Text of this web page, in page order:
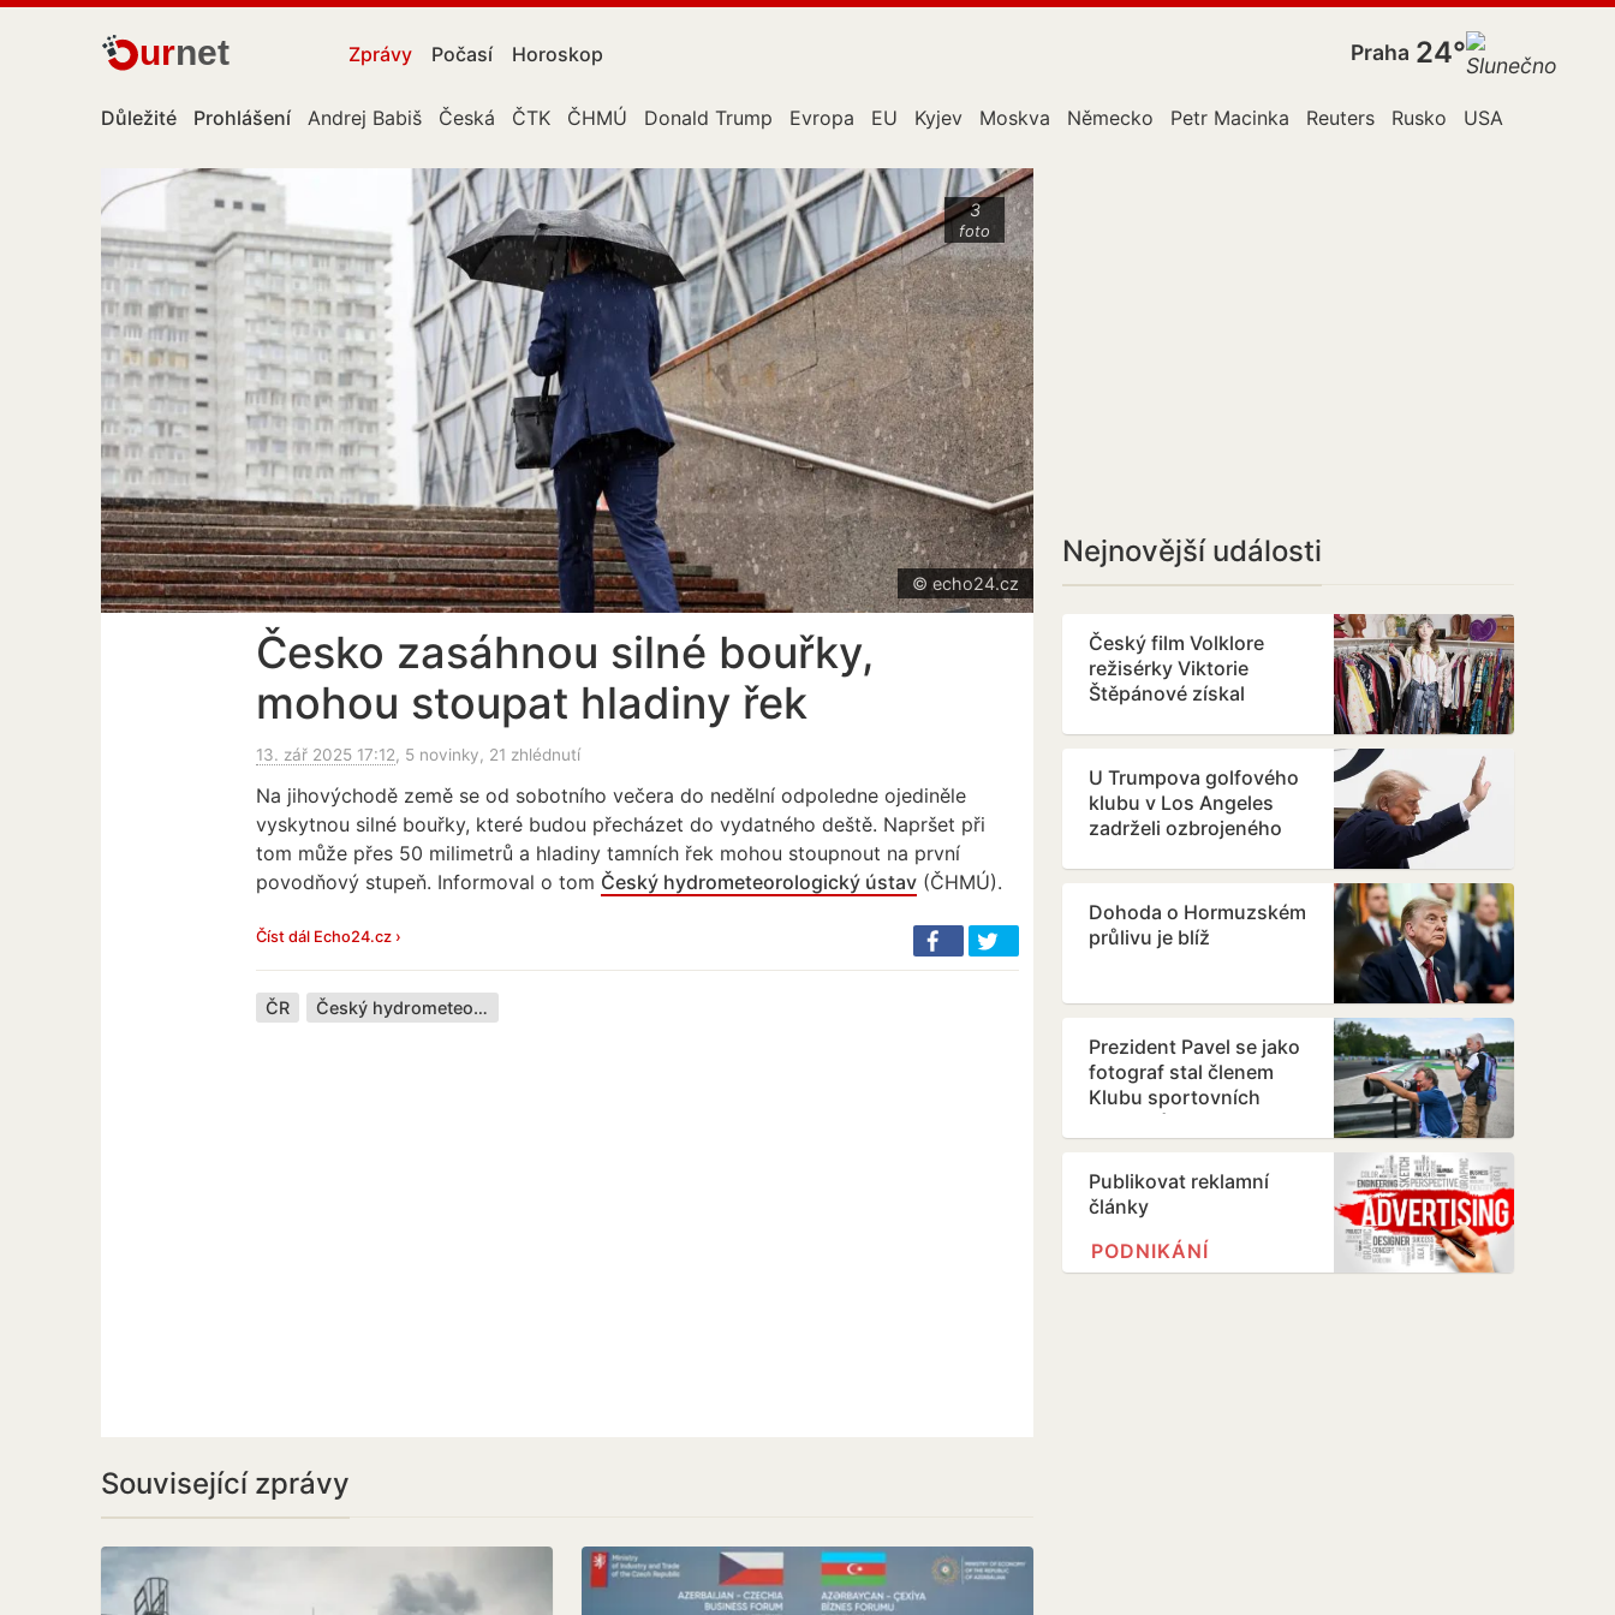
urnet Zprávy Počasí Horoskop Praha 24°
Důležité Prohlášení Andrej Babiš Česká ČTK ČHMÚ Donald Trump Evropa EU Kyjev Moskva Německo Petr Macinka Reuters Rusko USA
3
foto
© echo24.cz
Česko zasáhnou silné bouřky,
mohou stoupat hladiny řek
13. zář 2025 17:12, 5 novinky, 21 zhlédnutí
Na jihovýchodě země se od sobotního večera do nedělní odpoledne ojediněle
vyskytnou silné bouřky, které budou přecházet do vydatného deště. Napršet při
tom může přes 50 milimetrů a hladiny tamních řek mohou stoupnout na první
povodňový stupeň. Informoval o tom Český hydrometeorologický ústav (ČHMÚ).
Číst dál Echo24.cz ›
ČR Český hydrometeorologický ústav
Související zprávy
Nejnovější události
Český film Volklore
režisérky Viktorie
Štěpánové získal
U Trumpova golfového
klubu v Los Angeles
zadrželi ozbrojeného
Dohoda o Hormuzském
průlivu je blíž
Prezident Pavel se jako
fotograf stal členem
Klubu sportovních
Publikovat reklamní
články
PODNIKÁNÍ